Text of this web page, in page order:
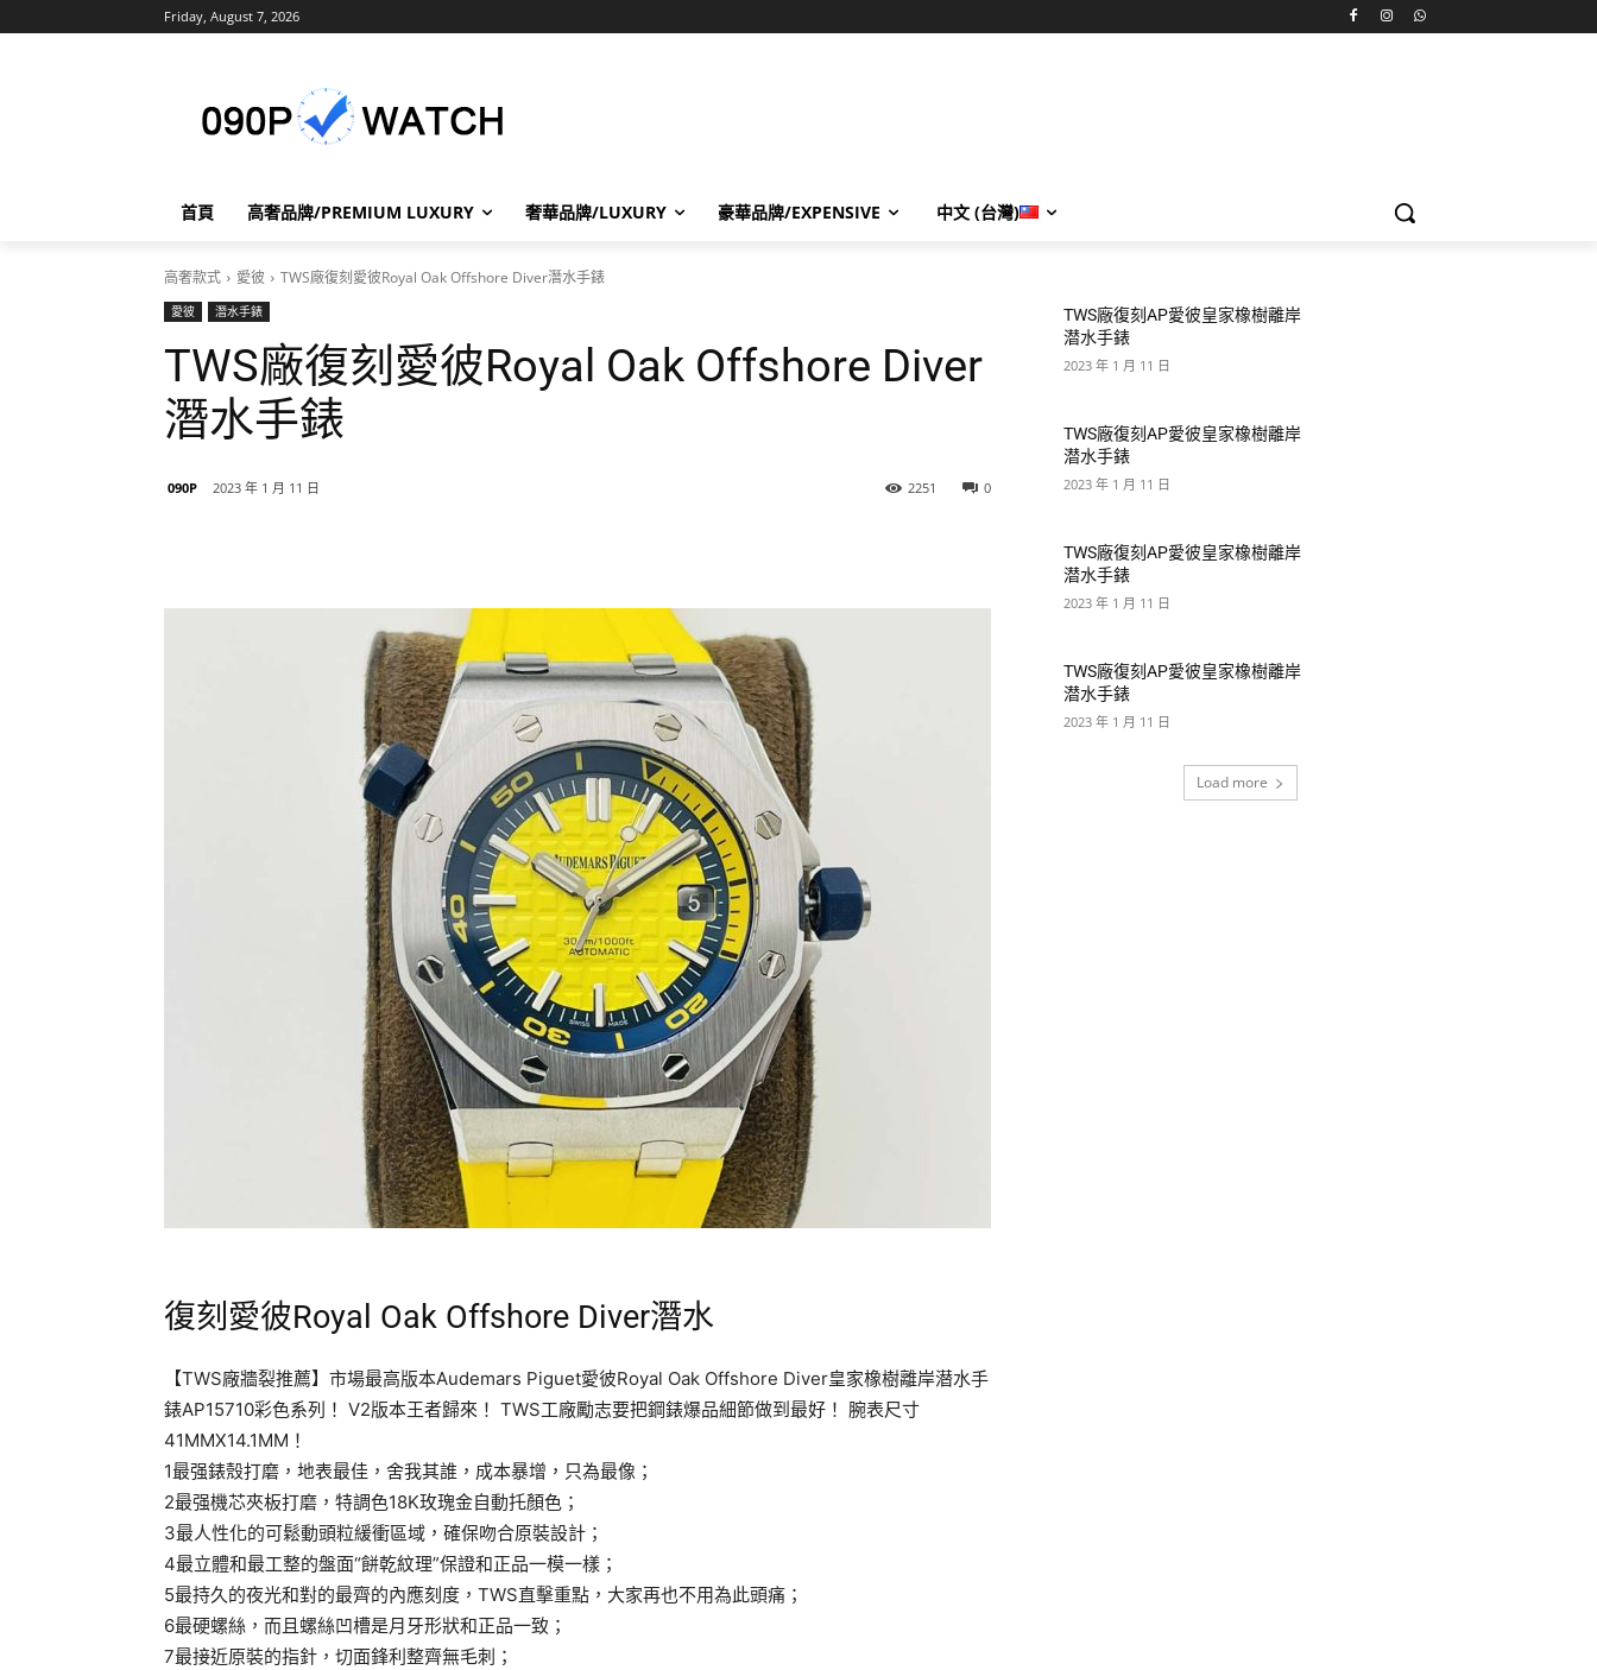
Friday, August 7, 2026
首頁 高奢品牌/PREMIUM LUXURY 奢華品牌/LUXURY 豪華品牌/EXPENSIVE 中文 (台灣)
高奢款式 愛彼 TWS廠復刻愛彼Royal Oak Offshore Diver潛水手錶
愛彼 潛水手錶
TWS廠復刻愛彼Royal Oak Offshore Diver
潛水手錶
090P 2023 年 1 月 11 日 0
2251
復刻愛彼Royal Oak Offshore Diver潛水
【TWS廠牆裂推薦】市場最高版本Audemars Piguet愛彼Royal Oak Offshore Diver皇家橡樹離岸潜水手
錶AP15710彩色系列！ V2版本王者歸來！ TWS工廠勵志要把鋼錶爆品細節做到最好！ 腕表尺寸
41MMX14.1MM！
1最强錶殼打磨，地表最佳，舍我其誰，成本暴增，只為最像；
2最强機芯夾板打磨，特調色18K玫瑰金自動托顏色；
3最人性化的可鬆動頭粒緩衝區域，確保吻合原裝設計；
4最立體和最工整的盤面“餅乾紋理”保證和正品一模一樣；
5最持久的夜光和對的最齊的內應刻度，TWS直擊重點，大家再也不用為此頭痛；
6最硬螺絲，而且螺絲凹槽是月牙形狀和正品一致；
7最接近原裝的指針，切面鋒利整齊無毛刺；
TWS廠復刻AP愛彼皇家橡樹離岸
潜水手錶
2023 年 1 月 11 日
TWS廠復刻AP愛彼皇家橡樹離岸
潜水手錶
2023 年 1 月 11 日
TWS廠復刻AP愛彼皇家橡樹離岸
潜水手錶
2023 年 1 月 11 日
TWS廠復刻AP愛彼皇家橡樹離岸
潜水手錶
2023 年 1 月 11 日
Load more